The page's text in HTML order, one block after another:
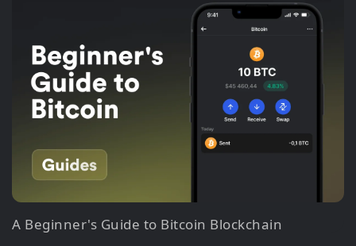
A Beginner's Guide to Bitcoin Blockchain